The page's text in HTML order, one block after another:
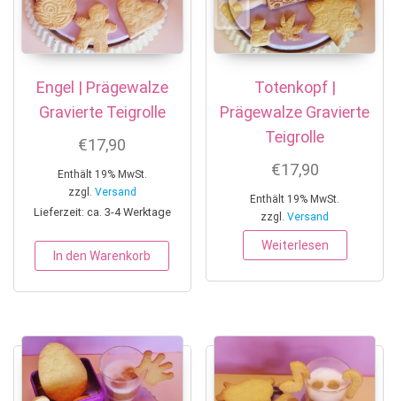
Engel | Prägewalze
Gravierte Teigrolle
€17,90
Enthält 19% MwSt.
zzgl. Versand
Lieferzeit: ca. 3-4 Werktage
In den Warenkorb
Totenkopf |
Prägewalze Gravierte
Teigrolle
€17,90
Enthält 19% MwSt.
zzgl.Versand
Weiterlesen